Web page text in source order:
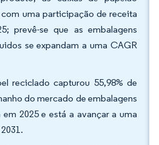
uma participação de receita
prevê-se que as embalagens
se expandam a uma CAGR
reciclado capturou 55,98% de
do mercado de embalagens
2025 e está a avançar a uma